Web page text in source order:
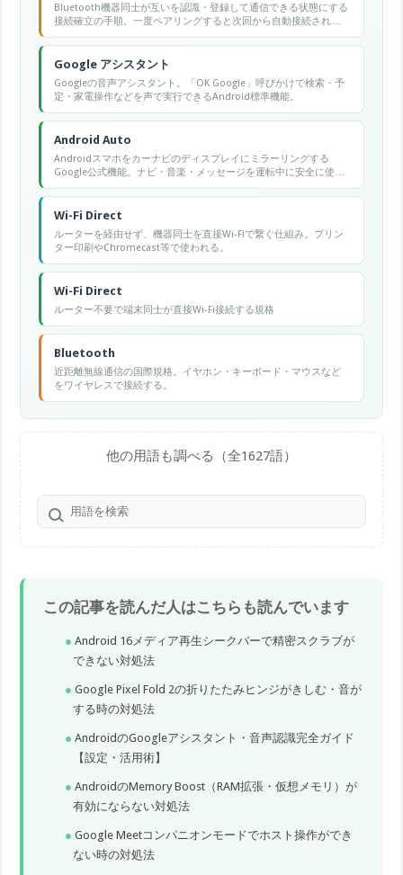
Bluetooth機器同士が互いを認識・登録して通信できる状態にする
接続確立の手順。一度ペアリングすると次回から自動接続され
る。
Google アシスタント
Googleの音声アシスタント。「OK Google」呼びかけで検索・予
定・家電操作などを声で実行できるAndroid標準機能。
Android Auto
Androidスマホをカーナビのディスプレイにミラーリングする
Google公式機能。ナビ・音楽・メッセージを運転中に安全に使え
る。
Wi-Fi Direct
ルーターを経由せず、機器同士を直接Wi-Fiで繋ぐ仕組み。プリン
ター印刷やChromecast等で使われる。
Wi-Fi Direct
ルーター不要で端末同士が直接Wi-Fi接続する規格
Bluetooth
近距離無線通信の国際規格。イヤホン・キーボード・マウスなど
をワイヤレスで接続する。
他の用語も調べる（全1627語）
この記事を読んだ人はこちらも読んでいます
Android 16メディア再生シークバーで精密スクラブが
できない対処法
Google Pixel Fold 2の折りたたみヒンジがきしむ・音が
する時の対処法
AndroidのGoogleアシスタント・音声認識完全ガイド
【設定・活用術】
AndroidのMemory Boost（RAM拡張・仮想メモリ）が
有効にならない対処法
Google Meetコンパニオンモードでホスト操作ができ
ない時の対処法